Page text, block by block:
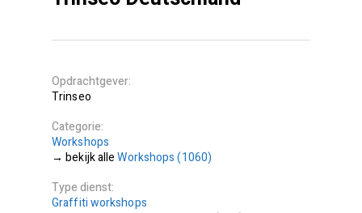
Opdrachtgever
Trinseo
Categorie
Workshops
Workshops (1060)
Type dienst
Graffiti workshops